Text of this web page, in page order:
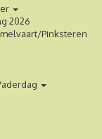
2026
Pinksteren